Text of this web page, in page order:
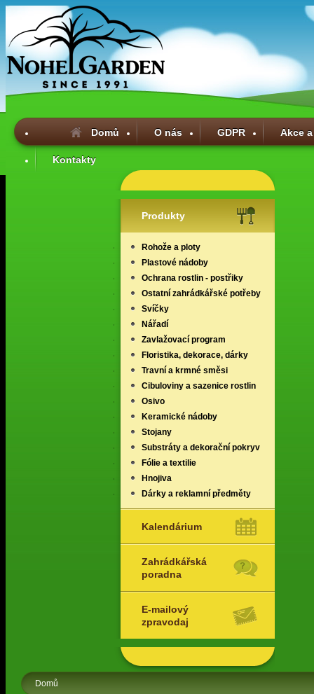
Domů O nás GDPR Akce
Kontakty
Produkty
Rohože a ploty
Plastové nádoby
Ochrana rostlin - postřiky
Ostatní zahrádkářské potřeby
Svíčky
Nářadí
Zavlažovací program
Floristika, dekorace, dárky
Travní a krmné směsi
Cibuloviny a sazenice rostlin
Osivo
Keramické nádoby
Stojany
Substráty a dekorační pokryv
Fólie a textilie
Hnojiva
Dárky a reklamní předměty
Kalendárium
Zahrádkářská
poradna
E-mailový
zpravodaj
Domů